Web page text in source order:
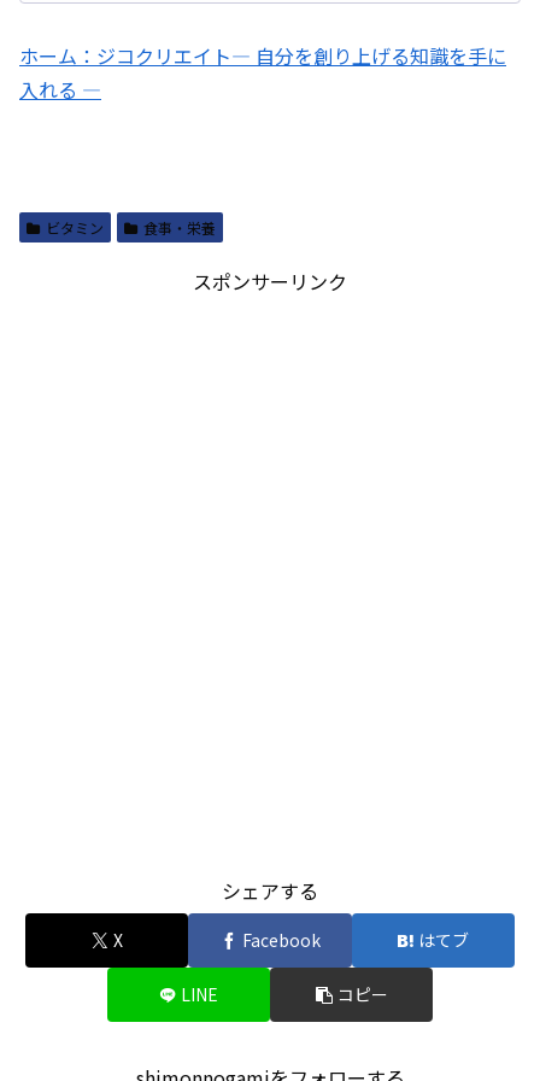
ホーム：ジコクリエイト― 自分を創り上げる知識を手に
入れる ―
ビタミン 食事・栄養
スポンサーリンク
シェアする
X Facebook はてブ
LINE コピー